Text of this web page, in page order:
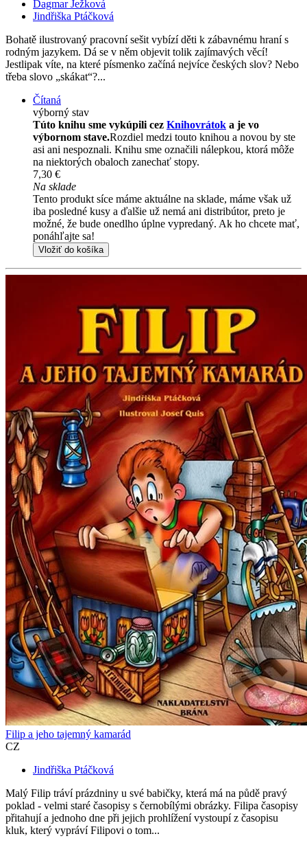
Dagmar Ježková
Jindřiška Ptáčková
Bohatě ilustrovaný pracovní sešit vybízí děti k zábavnému hraní s
rodným jazykem. Dá se v něm objevit tolik zajímavých věcí!
Jestlipak víte, na které písmenko začíná nejvíce českých slov? Nebo
třeba slovo „skákat“?...
Čítaná
výborný stav
Túto knihu sme vykúpili cez Knihovrátok a je vo
výbornom stave.Rozdiel medzi touto knihou a novou by ste
asi ani nespoznali. Knihu sme označili nálepkou, ktorá môže
na niektorých obaloch zanechať stopy.
7,30 €
Na sklade
Tento produkt síce máme aktuálne na sklade, máme však už
iba posledné kusy a ďalšie už nemá ani distribútor, preto je
možné, že bude onedlho úplne vypredaný. Ak ho chcete mať,
ponáhľajte sa!
Vložiť do košíka
Filip a jeho tajemný kamarád
CZ
Jindřiška Ptáčková
Malý Filip tráví prázdniny u své babičky, která má na půdě pravý
poklad - velmi staré časopisy s černobílými obrázky. Filipa časopisy
přitahují a jednoho dne při jejich prohlížení vystoupí z časopisu
kluk, který vypráví Filipovi o tom...